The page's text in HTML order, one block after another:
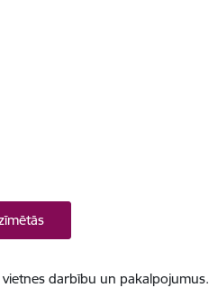
darbību un pakalpojumus.